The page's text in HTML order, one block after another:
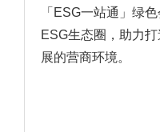
「ESG一站通」绿
ESG生态圈，助力
展的营商环境。